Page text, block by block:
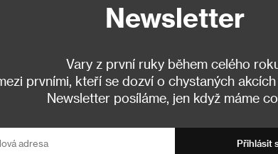
Newsletter
Vary z první ruky během celého
prvními, kteří se dozví o chystaných
Newsletter posíláme, jen když máme
Přihlásit